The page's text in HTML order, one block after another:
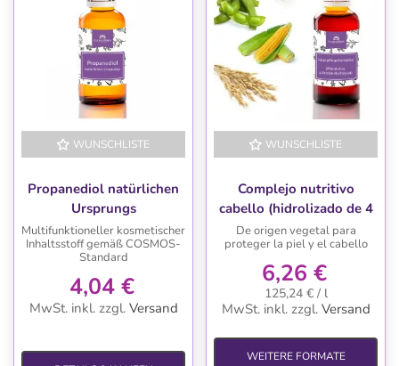
WUNSCHLISTE
Propanediol natürlichen
Ursprungs
Multifunktioneller kosmetischer
Inhaltsstoff gemäß COSMOS-
Standard
4,04 €
MwSt. inkl. zzgl. Versand
WUNSCHLISTE
Complejo nutritivo
cabello (hidrolizado de 4
proteinas vegetales)
De origen vegetal para
proteger la piel y el cabello
6,26 €
125,24 € / l
MwSt. inkl. zzgl. Versand
WEITERE FORMATE